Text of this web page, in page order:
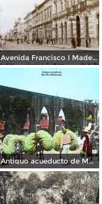
Avenida Francisco I Madero.
Antiguo acueducto de Morelia Michoacán.